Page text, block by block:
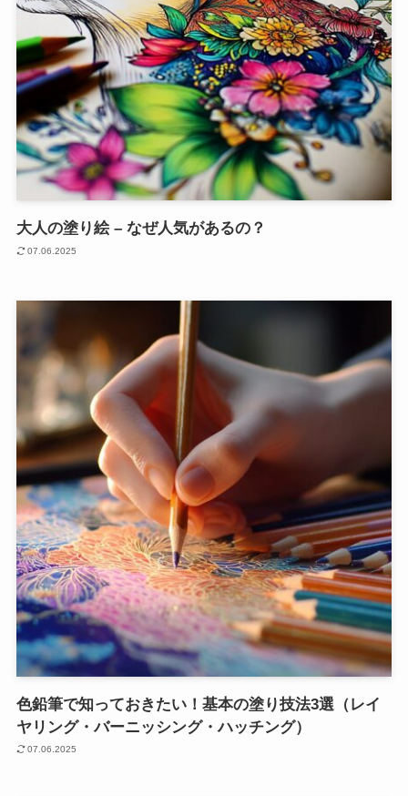
大人の塗り絵 – なぜ人気があるの？
07.06.2025
色鉛筆で知っておきたい！基本の塗り技法3選（レイ
ヤリング・バーニッシング・ハッチング）
07.06.2025